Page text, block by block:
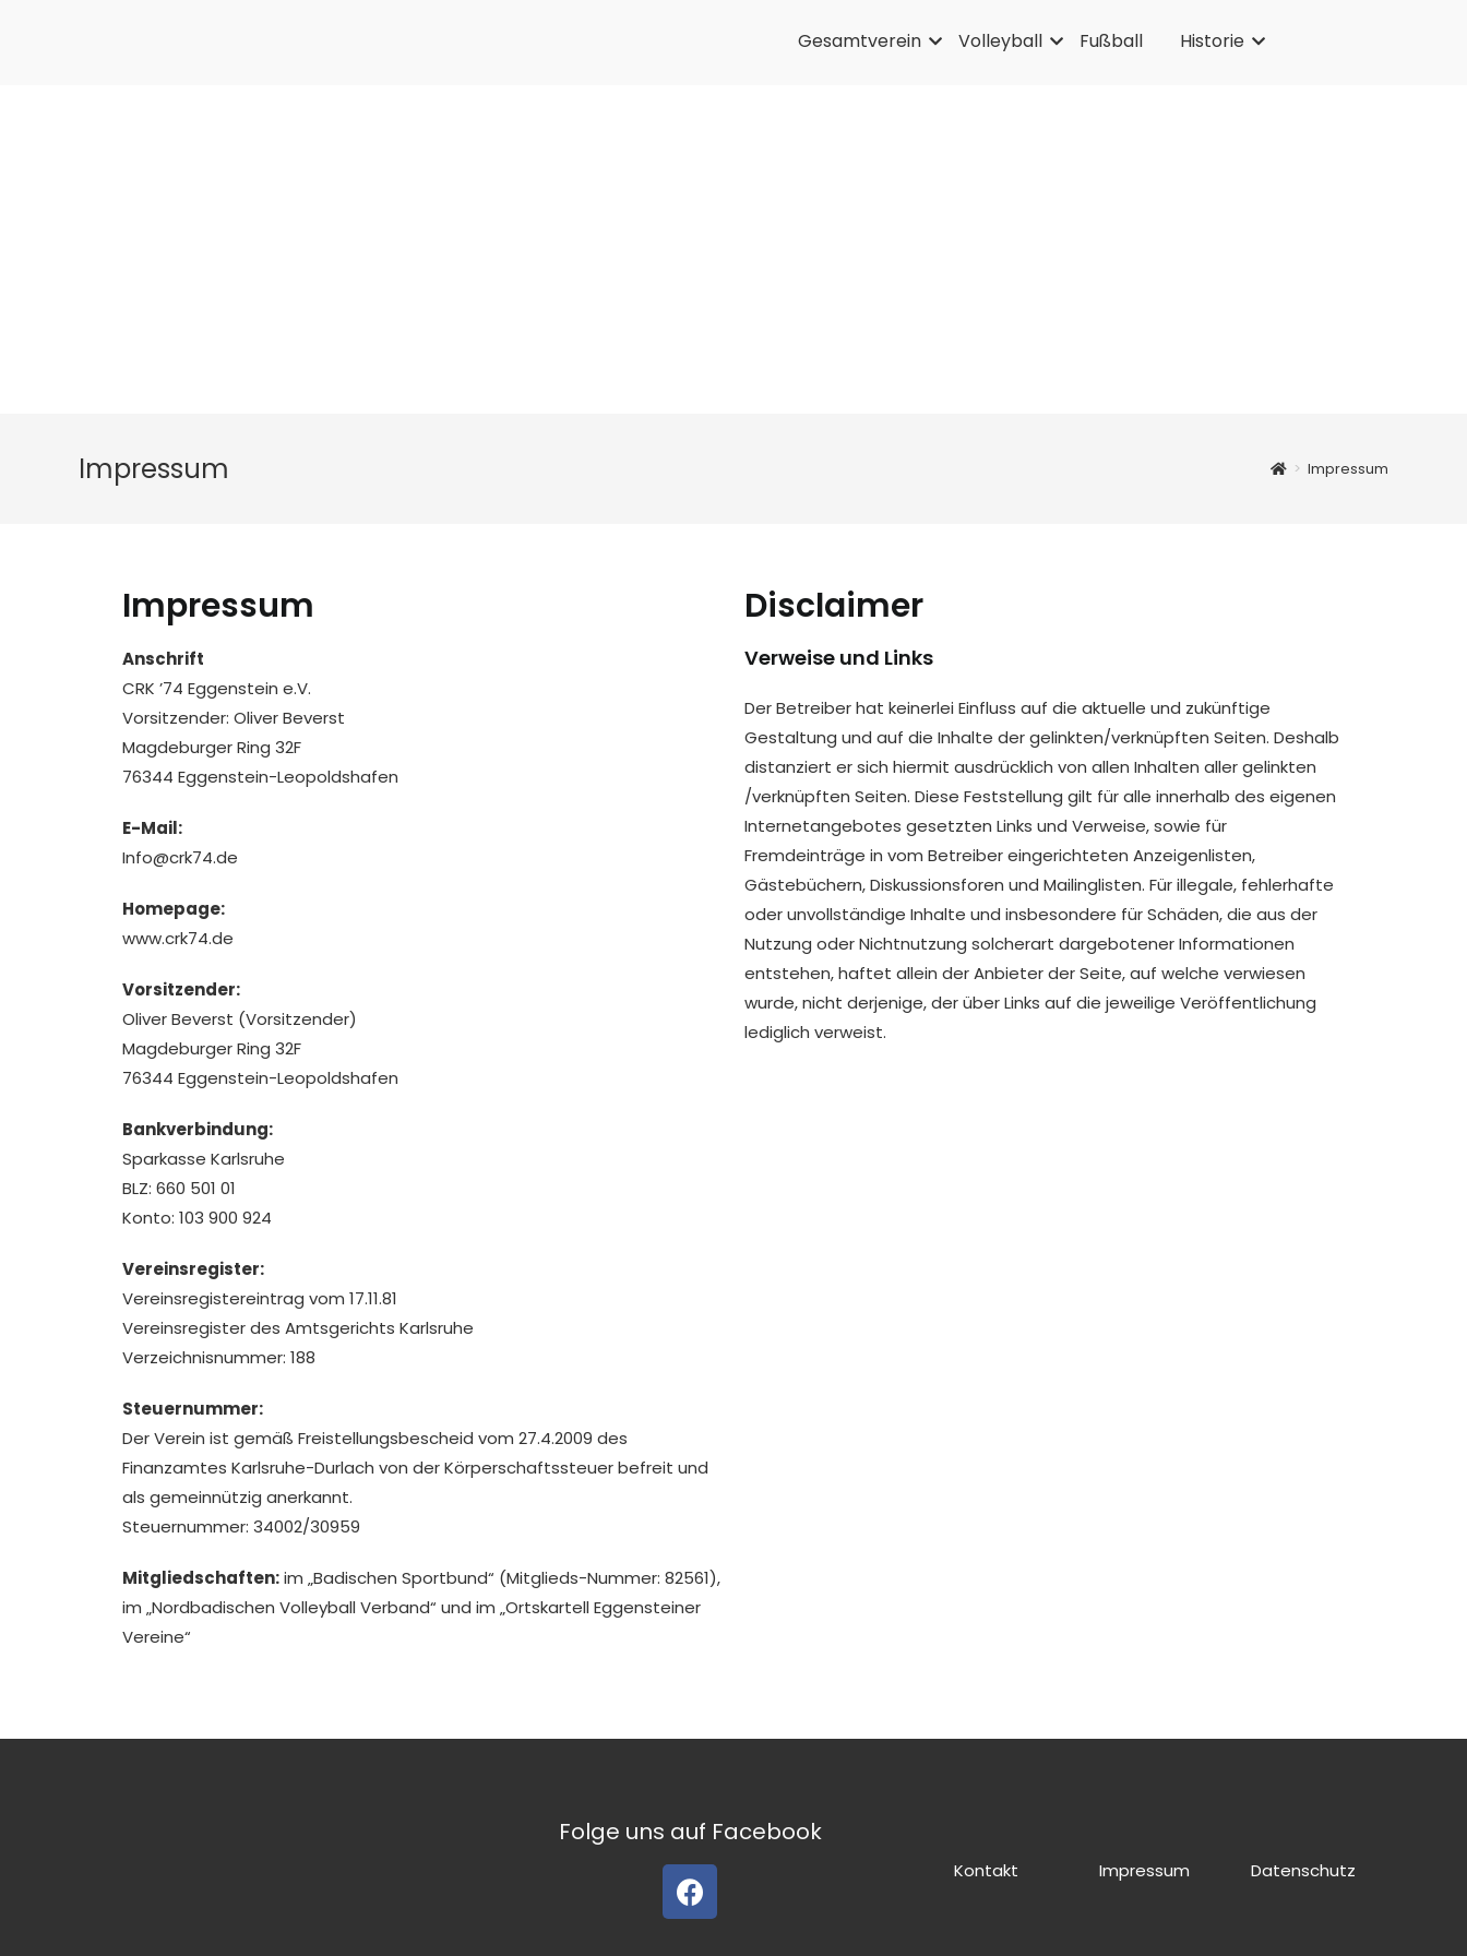
Gesamtverein Volleyball Fußball Historie
Impressum > Impressum
Impressum
Anschrift
CRK ’74 Eggenstein e.V.
Vorsitzender: Oliver Beverst
Magdeburger Ring 32F
76344 Eggenstein-Leopoldshafen
E-Mail:
Info@crk74.de
Homepage:
www.crk74.de
Vorsitzender:
Oliver Beverst (Vorsitzender)
Magdeburger Ring 32F
76344 Eggenstein-Leopoldshafen
Bankverbindung:
Sparkasse Karlsruhe
BLZ: 660 501 01
Konto: 103 900 924
Vereinsregister:
Vereinsregistereintrag vom 17.11.81
Vereinsregister des Amtsgerichts Karlsruhe
Verzeichnisnummer: 188
Steuernummer:
Der Verein ist gemäß Freistellungsbescheid vom 27.4.2009 des
Finanzamtes Karlsruhe-Durlach von der Körperschaftssteuer befreit und
als gemeinnützig anerkannt.
Steuernummer: 34002/30959
Mitgliedschaften:im „Badischen Sportbund“ (Mitglieds-Nummer: 82561),
im „Nordbadischen Volleyball Verband“ und im „Ortskartell Eggensteiner
Vereine“
Disclaimer
Verweise und Links
Der Betreiber hat keinerlei Einfluss auf die aktuelle und zukünftige
Gestaltung und auf die Inhalte der gelinkten/verknüpften Seiten. Deshalb
distanziert er sich hiermit ausdrücklich von allen Inhalten aller gelinkten
/verknüpften Seiten. Diese Feststellung gilt für alle innerhalb des eigenen
Internetangebotes gesetzten Links und Verweise, sowie für
Fremdeinträge in vom Betreiber eingerichteten Anzeigenlisten,
Gästebüchern, Diskussionsforen und Mailinglisten. Für illegale, fehlerhafte
oder unvollständige Inhalte und insbesondere für Schäden, die aus der
Nutzung oder Nichtnutzung solcherart dargebotener Informationen
entstehen, haftet allein der Anbieter der Seite, auf welche verwiesen
wurde, nicht derjenige, der über Links auf die jeweilige Veröffentlichung
lediglich verweist.
Folge uns auf Facebook
Kontakt Impressum Datenschutz